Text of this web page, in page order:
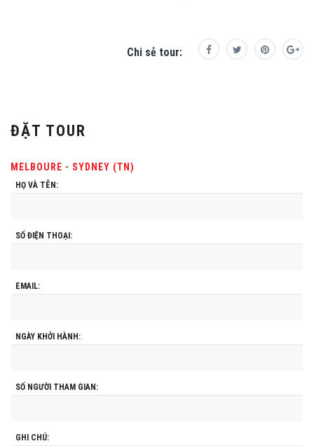
Chi sẻ tour:
ĐẶT TOUR
MELBOURE - SYDNEY (TN)
HỌ VÀ TÊN:
SỐ ĐIỆN THOẠI:
EMAIL:
NGÀY KHỞI HÀNH:
SỐ NGƯỜI THAM GIAN:
GHI CHÚ: